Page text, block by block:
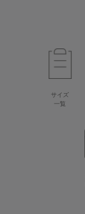
サイズ
一覧